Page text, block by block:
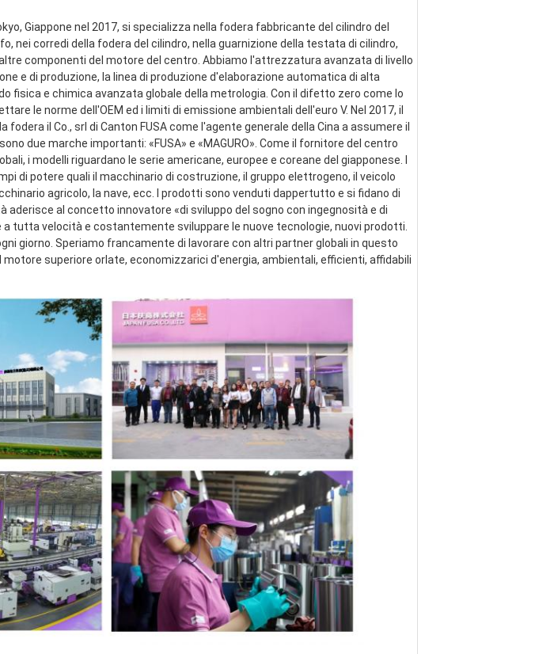
Giappone nel 2017, si specializza nella fodera fabbricante del cilindro del
nei corredi della fodera del cilindro, nella guarnizione della testata di cilindro,
componenti del motore del centro. Abbiamo l'attrezzatura avanzata di livello
e di produzione, la linea di produzione d'elaborazione automatica di alta
fisica e chimica avanzata globale della metrologia. Con il difetto zero come lo
le norme dell'OEM ed i limiti di emissione ambientali dell'euro V. Nel 2017, il
fodera il Co., srl di Canton FUSA come l'agente generale della Cina a assumere il
due marche importanti: «FUSA» e «MAGURO». Come il fornitore del centro
i modelli riguardano le serie americane, europee e coreane del giapponese. I
di potere quali il macchinario di costruzione, il gruppo elettrogeno, il veicolo
agricolo, la nave, ecc. I prodotti sono venduti dappertutto e si fidano di
al concetto innovatore «di sviluppo del sogno con ingegnosità e di
a tutta velocità e costantemente sviluppare le nuove tecnologie, nuovi prodotti.
giorno. Speriamo francamente di lavorare con altri partner globali in questo
superiore orlate, economizzarici d'energia, ambientali, efficienti, affidabili